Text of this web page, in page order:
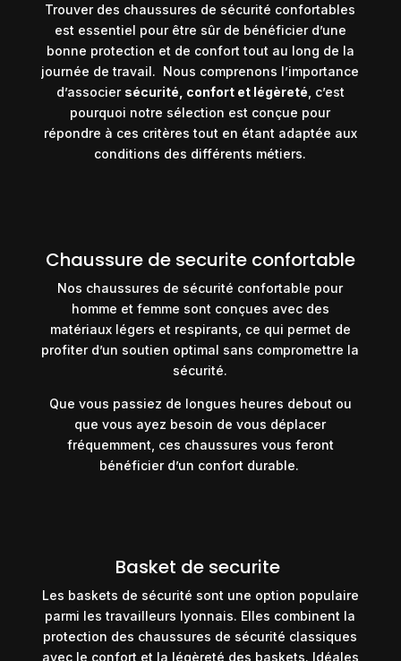
Trouver des chaussures de sécurité confortables
est essentiel pour être sûr de bénéficier d’une
bonne protection et de confort tout au long de la
journée de travail. Nous comprenons l’importance
d’associer sécurité, confort et légèreté , c’est
pourquoi notre sélection est conçue pour
répondre à ces critères tout en étant adaptée aux
conditions des différents métiers.
Chaussure de securite confortable
Nos chaussures de sécurité confortable pour
homme et femme sont conçues avec des
matériaux légers et respirants, ce qui permet de
profiter d’un soutien optimal sans compromettre la
sécurité.
Que vous passiez de longues heures debout ou
que vous ayez besoin de vous déplacer
fréquemment, ces chaussures vous feront
bénéficier d’un confort durable.
Basket de securite
Les baskets de sécurité sont une option populaire
parmi les travailleurs lyonnais. Elles combinent la
protection des chaussures de sécurité classiques
avec le confort et la légèreté des baskets. Idéales